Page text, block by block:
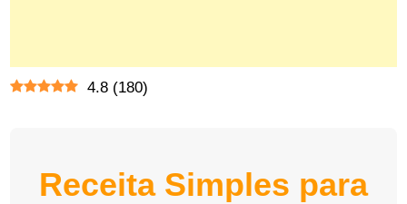
4.8 (180)
Receita Simples para